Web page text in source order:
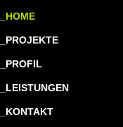
_HOME
_PROJEKTE
_PROFIL
_LEISTUNGEN
_KONTAKT